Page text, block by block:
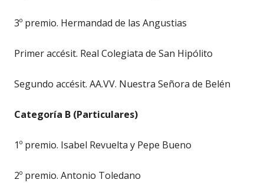
3º premio. Hermandad de las Angustias
Primer accésit. Real Colegiata de San Hipólito
Segundo accésit. AA.VV. Nuestra Señora de Belén
Categoría B (Particulares)
1º premio. Isabel Revuelta y Pepe Bueno
2º premio. Antonio Toledano